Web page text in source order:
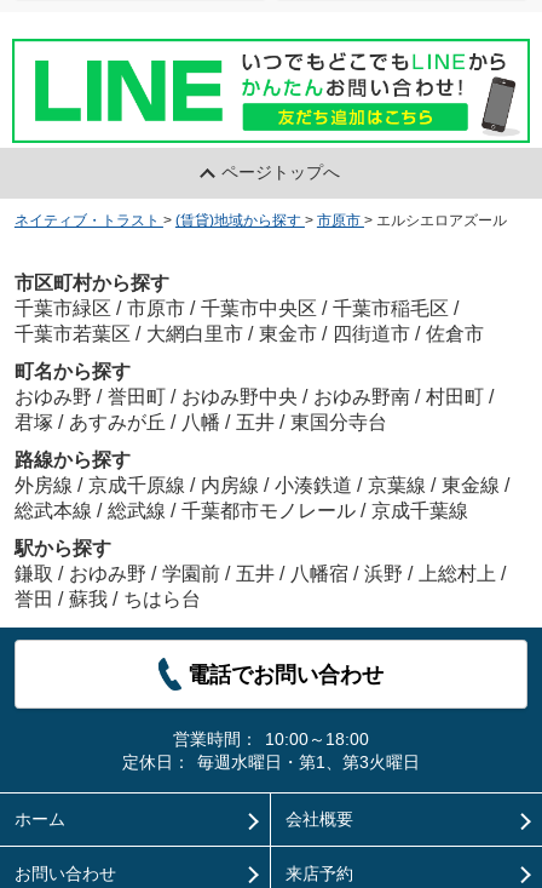
ページトップへ
ネイティブ・トラスト > (賃貸)地域から探す > 市原市 > エルシエロアズール
市区町村から探す
千葉市緑区 / 市原市 / 千葉市中央区 / 千葉市稲毛区 /
千葉市若葉区 / 大網白里市 / 東金市 / 四街道市 / 佐倉市
町名から探す
おゆみ野 / 誉田町 / おゆみ野中央 / おゆみ野南 / 村田町 /
君塚 / あすみが丘 / 八幡 / 五井 / 東国分寺台
路線から探す
外房線 / 京成千原線 / 内房線 / 小湊鉄道 / 京葉線 / 東金線 /
総武本線 / 総武線 / 千葉都市モノレール / 京成千葉線
駅から探す
鎌取 / おゆみ野 / 学園前 / 五井 / 八幡宿 / 浜野 / 上総村上 /
誉田 / 蘇我 / ちはら台
電話でお問い合わせ
営業時間：
10:00～18:00
定休日：
毎週水曜日・第1、第3火曜日
ホーム 会社概要
お問い合わせ 来店予約